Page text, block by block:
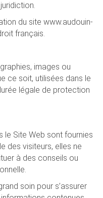
du site www.audouin-
français.
images ou
ce soit, utilisées dans le
légale de protection
le Site Web sont fournies
des visiteurs, elles ne
à des conseils ou
soin pour s’assurer